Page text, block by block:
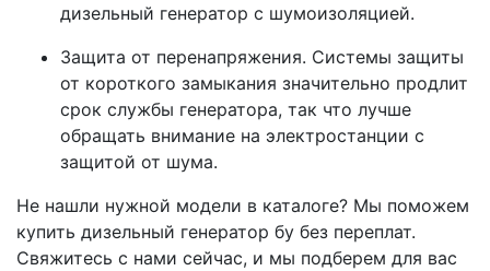
дизельный генератор с шумоизоляцией.
Защита от перенапряжения. Системы защиты
от короткого замыкания значительно продлит
срок службы генератора, так что лучше
обращать внимание на электростанции с
защитой от шума.
Не нашли нужной модели в каталоге? Мы поможем
купить дизельный генератор бу без переплат.
Свяжитесь с нами сейчас, и мы подберем для вас